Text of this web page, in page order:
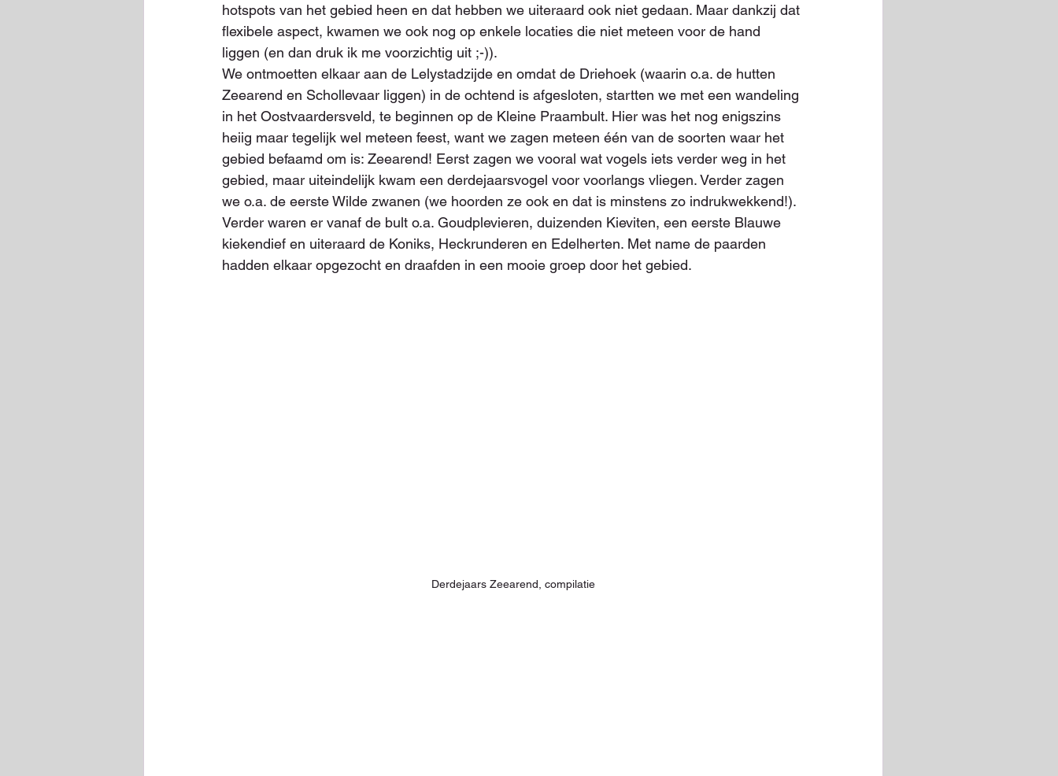
hotspots van het gebied heen en dat hebben we uiteraard ook niet gedaan. Maar dankzij dat
flexibele aspect, kwamen we ook nog op enkele locaties die niet meteen voor de hand
liggen (en dan druk ik me voorzichtig uit ;-)).
We ontmoetten elkaar aan de Lelystadzijde en omdat de Driehoek (waarin o.a. de hutten
Zeearend en Schollevaar liggen) in de ochtend is afgesloten, startten we met een wandeling
in het Oostvaardersveld, te beginnen op de Kleine Praambult. Hier was het nog enigszins
heiig maar tegelijk wel meteen feest, want we zagen meteen één van de soorten waar het
gebied befaamd om is: Zeearend! Eerst zagen we vooral wat vogels iets verder weg in het
gebied, maar uiteindelijk kwam een derdejaarsvogel voor voorlangs vliegen. Verder zagen
we o.a. de eerste Wilde zwanen (we hoorden ze ook en dat is minstens zo indrukwekkend!).
Verder waren er vanaf de bult o.a. Goudplevieren, duizenden Kieviten, een eerste Blauwe
kiekendief en uiteraard de Koniks, Heckrunderen en Edelherten. Met name de paarden
hadden elkaar opgezocht en draafden in een mooie groep door het gebied.
Derdejaars Zeearend, compilatie